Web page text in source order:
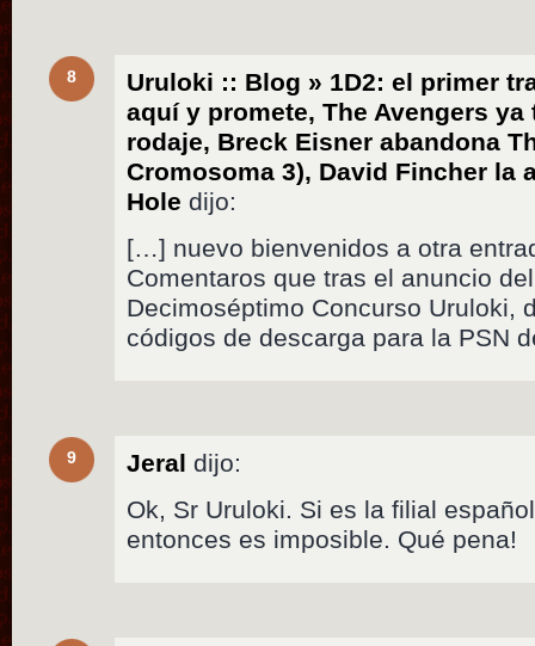
8
Uruloki :: Blog » 1D2: el primer
aquí y promete, The Avengers
rodaje, Breck Eisner abandona
Cromosoma 3), David Fincher la
Holedijo:
[…] nuevo bienvenidos a otra
Comentaros que tras el anuncio
Decimoséptimo Concurso Uruloki,
códigos de descarga para la PSN
9 Jeral dijo:
Ok, Sr Uruloki. Si es la filial
entonces es imposible. Qué pena!